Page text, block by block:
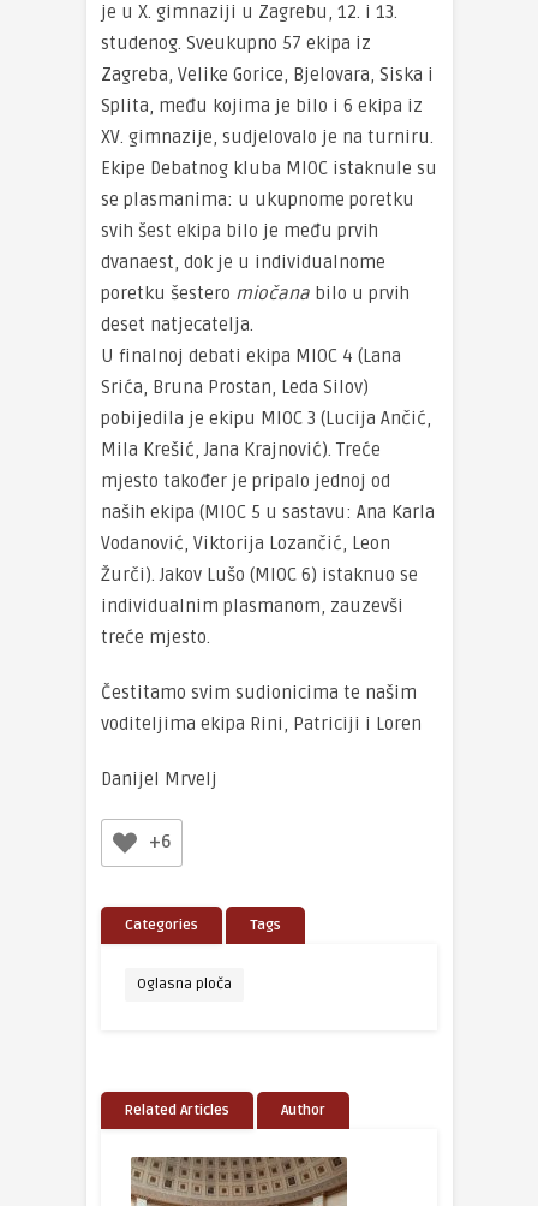
je u X. gimnaziji u Zagrebu, 12. i 13.
studenog. Sveukupno 57 ekipa iz
Zagreba, Velike Gorice, Bjelovara, Siska i
Splita, među kojima je bilo i 6 ekipa iz
XV. gimnazije, sudjelovalo je na turniru.
Ekipe Debatnog kluba MIOC istaknule su
se plasmanima: u ukupnome poretku
svih šest ekipa bilo je među prvih
dvanaest, dok je u individualnome
poretku šestero miočana bilo u prvih
deset natjecatelja.
U finalnoj debati ekipa MIOC 4 (Lana
Srića, Bruna Prostan, Leda Silov)
pobijedila je ekipu MIOC 3 (Lucija Ančić,
Mila Krešić, Jana Krajnović). Treće
mjesto također je pripalo jednoj od
naših ekipa (MIOC 5 u sastavu: Ana Karla
Vodanović, Viktorija Lozančić, Leon
Žurči). Jakov Lušo (MIOC 6) istaknuo se
individualnim plasmanom, zauzevši
treće mjesto.
Čestitamo svim sudionicima te našim
voditeljima ekipa Rini, Patriciji i Loren
Danijel Mrvelj
+6
Categories Tags
Oglasna ploča
Related Articles Author